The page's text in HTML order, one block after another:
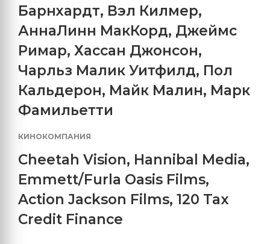
Барнхардт, Вэл Килмер,
АннаЛинн МакКорд, Джеймс
Римар, Хассан Джонсон,
Чарльз Малик Уитфилд, Пол
Кальдерон, Майк Малин, Марк
Фамильетти
КИНОКОМПАНИЯ
Cheetah Vision, Hannibal Media,
Emmett/Furla Oasis Films,
Action Jackson Films, 120 Tax
Credit Finance